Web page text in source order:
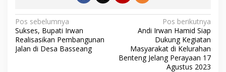
N
a
v
Pos sebelumnya
Sukses, Bupati Irwan
Realisasikan Pembangunan
Jalan di Desa Basseang
Pos berikutnya
Andi Irwan Hamid Siap
Dukung Kegiatan
Masyarakat di Kelurahan
Benteng Jelang Perayaan 17
Agustus 2023